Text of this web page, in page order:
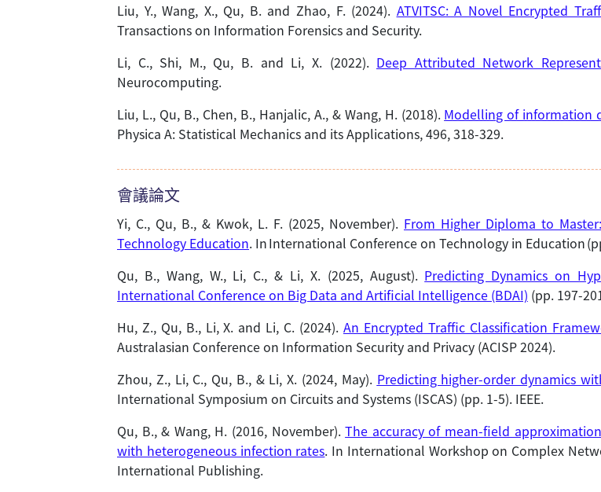
Liu, Y., Wang, X., Qu, B. and Zhao, F. (2024). ATVITSC: A Novel Encrypted
Transactions on Information Forensics and Security.
Li, C., Shi, M., Qu, B. and Li, X. (2022). Deep Attributed Network
Neurocomputing.
Liu, L., Qu, B., Chen, B., Hanjalic, A., & Wang, H. (2018). Modelling of information
Physica A: Statistical Mechanics and its Applications, 496, 318-329.
會議論文
Yi, C., Qu, B., & Kwok, L. F. (2025, November). From Higher Diploma to
Technology Education. In International Conference on Technology in Education
Qu, B., Wang, W., Li, C., & Li, X. (2025, August). Predicting Dynamics on
International Conference on Big Data and Artificial Intelligence (BDAI) (pp. 197-
Hu, Z., Qu, B., Li, X. and Li, C. (2024). An Encrypted Traffic Classification
Australasian Conference on Information Security and Privacy (ACISP 2024).
Zhou, Z., Li, C., Qu, B., & Li, X. (2024, May). Predicting higher-order dynamics
International Symposium on Circuits and Systems (ISCAS) (pp. 1-5). IEEE.
Qu, B., & Wang, H. (2016, November).The accuracy of mean-field
with heterogeneous infection rates. In International Workshop on Complex
International Publishing.